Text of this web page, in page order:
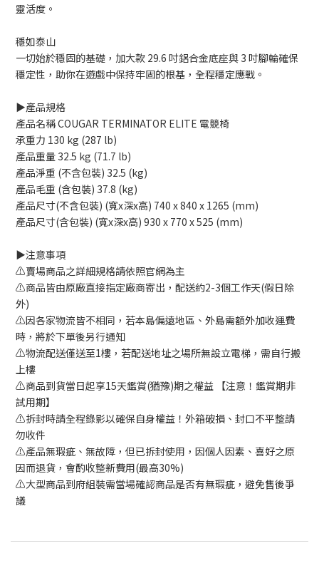
靈活度。
穩如泰山
一切始於穩固的基礎，加大款 29.6 吋鋁合金底座與 3 吋腳輪確保
穩定性，助你在遊戲中保持牢固的根基，全程穩定應戰。
▶️產品規格
產品名稱 COUGAR TERMINATOR ELITE 電競椅
承重力 130 kg (287 lb)
產品重量 32.5 kg (71.7 lb)
產品淨重 (不含包裝) 32.5 (kg)
產品毛重 (含包裝) 37.8 (kg)
產品尺寸(不含包裝) (寬x深x高) 740 x 840 x 1265 (mm)
產品尺寸(含包裝) (寬x深x高) 930 x 770 x 525 (mm)
▶️注意事項
⚠️賣場商品之詳細規格請依照官網為主
⚠️商品皆由原廠直接指定廠商寄出，配送約2-3個工作天(假日除
外)
⚠️因各家物流皆不相同，若本島偏遠地區、外島需額外加收運費
時，將於下單後另行通知
⚠️物流配送僅送至1樓，若配送地址之場所無設立電梯，需自行搬
上樓
⚠️商品到貨當日起享15天鑑賞(猶豫)期之權益 【注意！鑑賞期非
試用期】
⚠️拆封時請全程錄影以確保自身權益！外箱破損、封口不平整請
勿收件
⚠️產品無瑕疵、無故障，但已拆封使用，因個人因素、喜好之原
因而退貨，會酌收整新費用(最高30%)
⚠️大型商品到府組裝需當場確認商品是否有無瑕疵，避免售後爭
議